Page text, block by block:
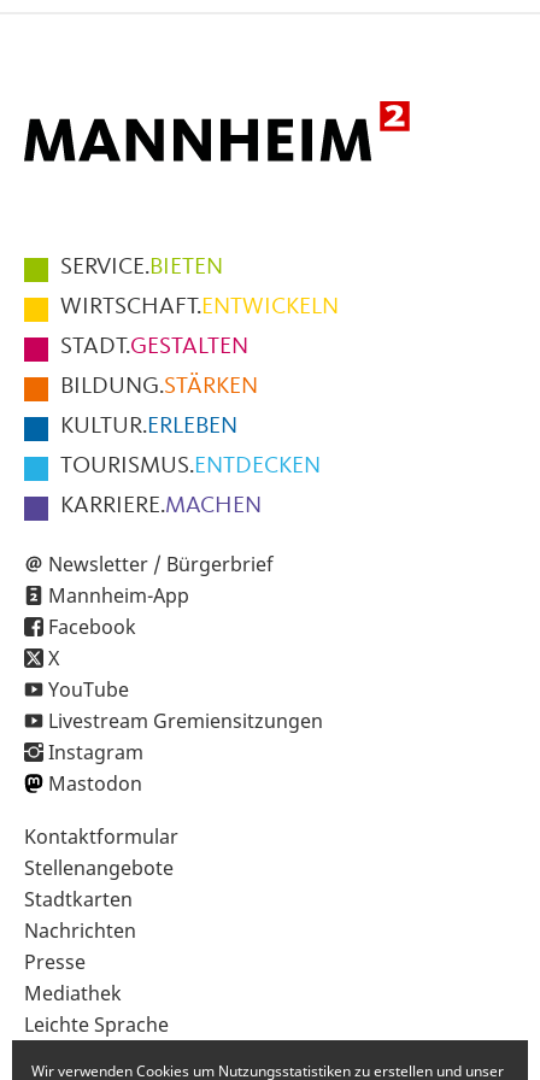
Hauptmenüpunkte
im
Fußbereich
der
Seite
SERVICE.BIETEN
WIRTSCHAFT.ENTWICKELN
STADT.GESTALTEN
BILDUNG.STÄRKEN
KULTUR.ERLEBEN
TOURISMUS.ENTDECKEN
KARRIERE.MACHEN
Newsletter / Bürgerbrief
Mannheim-App
Facebook
X
YouTube
Livestream Gremiensitzungen
Instagram
Mastodon
Sekundärnavigation
im
Fußbereich
Kontaktformular
Stellenangebote
Stadtkarten
Nachrichten
Presse
Mediathek
Leichte Sprache
Wir verwenden Cookies um Nutzungsstatistiken zu erstellen und unser